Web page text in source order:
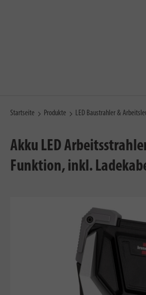
Startseite Produkte LED Baustrahler &
Akku LED
Funktion, inkl.